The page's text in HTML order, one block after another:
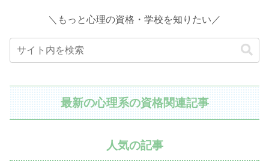
＼もっと心理の資格・学校を知りたい／
最新の心理系の資格関連記事
人気の記事